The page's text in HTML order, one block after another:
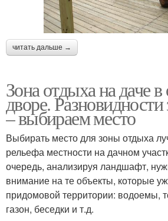
читать дальше →
Зона отдыха на даче в
дворе.
– выбираем место
Выбирать место для зоны отдыха
рельефа местности на дачном
очередь, анализируя ландшафт,
внимание на те объекты, которые
придомовой территории: водоемы,
газон, беседки и т.д.